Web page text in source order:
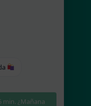
min. ¿Mañana